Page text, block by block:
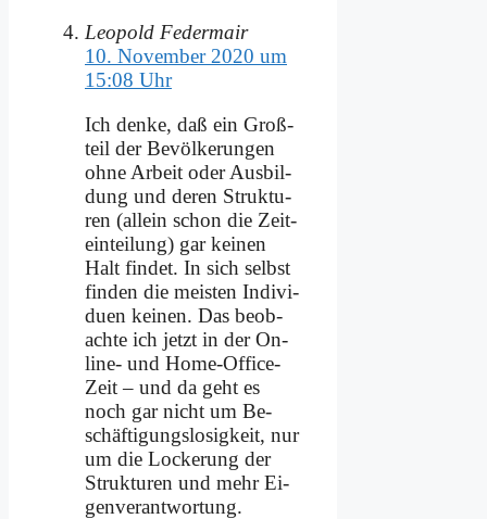
Leopold Federmair
10. November 2020 um
15:08 Uhr
Ich den­ke, daß ein Groß­
teil der Be­völ­ke­run­gen
oh­ne Ar­beit oder Aus­bil­
dung und de­ren Struk­tu­
ren (al­lein schon die Zeit­
ein­tei­lung) gar kei­nen
Halt fin­det. In sich selbst
fin­den die mei­sten In­di­vi­
du­en kei­nen. Das be­ob­
ach­te ich jetzt in der On­
line- und Home-Of­fice-
Zeit – und da geht es
noch gar nicht um Be­
schäf­ti­gungs­lo­sig­keit, nur
um die Locke­rung der
Struk­tu­ren und mehr Ei­
gen­ver­ant­wor­tung.